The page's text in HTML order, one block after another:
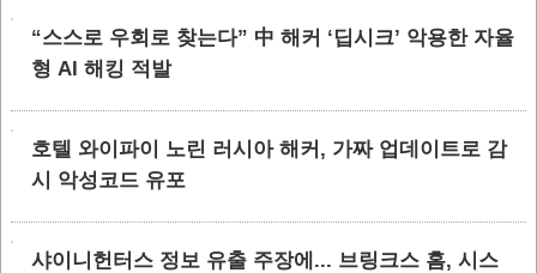
“스스로 우회로 찾는다” 中 해커 ‘딥시크’ 악용한 자율
형 AI 해킹 적발
호텔 와이파이 노린 러시아 해커, 가짜 업데이트로 감
시 악성코드 유포
샤이니헌터스 정보 유출 주장에... 브링크스 홈, 시스